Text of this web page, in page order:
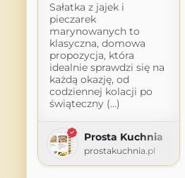
Sałatka z jajek i
pieczarek
marynowanych to
klasyczna, domowa
propozycja, która
idealnie sprawdzi się na
każdą okazję, od
codziennej kolacji po
świąteczny (...)
Prosta Kuchnia
prostakuchnia.pl